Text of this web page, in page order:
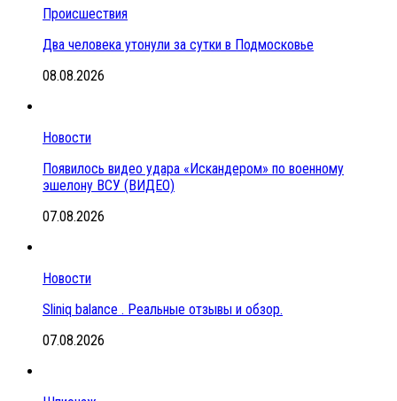
Происшествия
Два человека утонули за сутки в Подмосковье
08.08.2026
Новости
Появилось видео удара «Искандером» по военному
эшелону ВСУ (ВИДЕО)
07.08.2026
Новости
Sliniq balance . Реальные отзывы и обзор.
07.08.2026